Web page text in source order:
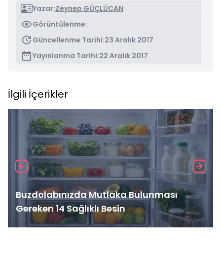
Yazar:Zeynep GÜÇLÜCAN
Görüntülenme:
Güncellenme Tarihi:23 Aralık 2017
Yayınlanma Tarihi:22 Aralık 2017
İlgili İçerikler
Buzdolabınızda Mutlaka Bulunması
Gereken 14 Sağlıklı Besin